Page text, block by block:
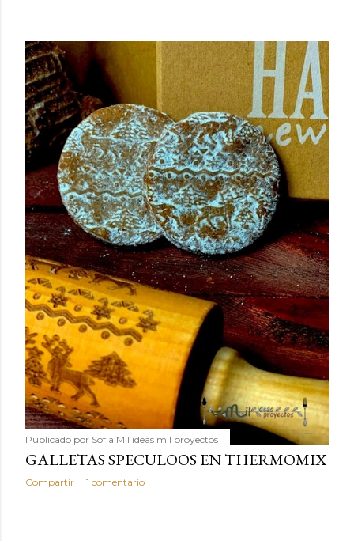
sabroso, con ese toque tostado y crujiente que tanto nos
satisface. Estas alubias crujientes al horno van a cambiar
por completo tu forma de ver las legumbres. Olvídate de
asociar las alubias únicamente a los guisos tradicionales y
copiosos de invierno. Con esta receta simple pero
revolucionaria, transformaremos un ingrediente tan
humilde como la alubia de La Bañeza en un snack ligero,
dorado, cargado de proteína y 100% natural. Es el
sustituto perfecto a los frutos se...
Publicado por Sofía Mil ideas mil proyectos
GALLETAS SPECULOOS EN THERMOMIX
Compartir 1 comentario